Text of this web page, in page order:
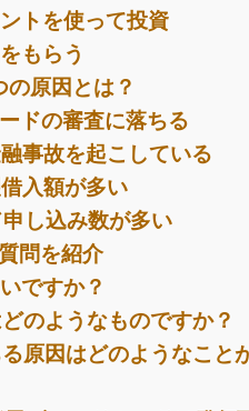
トを使って投資
もらう
原因とは？
ドの審査に落ちる
事故を起こしている
入額が多い
し込み数が多い
問を紹介
ですか？
のようなものですか？
原因はどのようなこと